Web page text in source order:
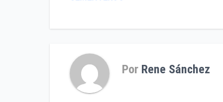
entradas
Por Rene Sánchez